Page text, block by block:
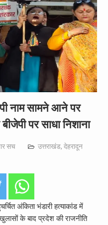
नाम सामने आने पर
पर साधा निशाना
सच उत्तराखंड, देहरादून
अंकिता भंडारी हत्याकांड में
के बाद प्रदेश की राजनीति